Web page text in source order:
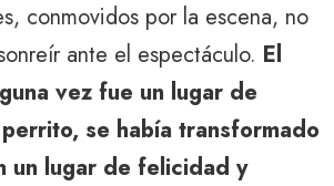
conmovidos por la escena, no
ante el espectáculo. El
vez fue un lugar de
se había transformado
un lugar de felicidad y